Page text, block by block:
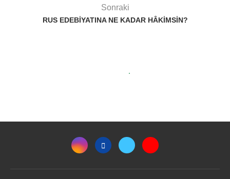
Sonraki
RUS EDEBIYATINA NE KADAR HÂKIMSIN?